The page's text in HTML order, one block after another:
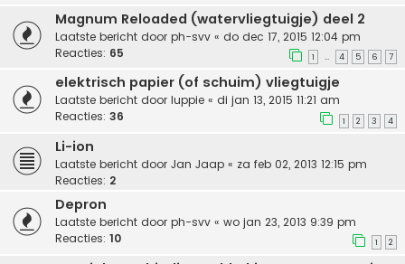
Magnum Reloaded (watervliegtuigje) deel 2
Laatste bericht door ph-svv « do dec 17, 2015 12:04 pm
Reacties: 65 1 … 4 5 6 7
elektrisch papier (of schuim) vliegtuigje
Laatste bericht door luppie « di jan 13, 2015 11:21 am
Reacties: 36 1 2 3 4
Li-ion
Laatste bericht door Jan Jaap « za feb 02, 2013 12:15 pm
Reacties: 2
Depron
Laatste bericht door ph-svv « wo jan 23, 2013 9:39 pm
Reacties: 10 1 2